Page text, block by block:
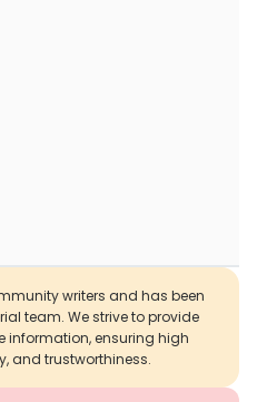
writers and has been
team. We strive to provide
information, ensuring high
and trustworthiness.